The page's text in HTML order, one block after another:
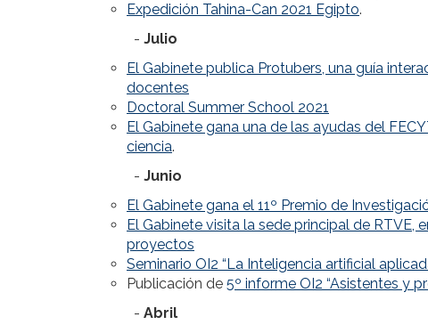
Expedición Tahina-Can 2021 Egipto.
- Julio
El Gabinete publica Protubers, una guía
docentes
Doctoral Summer School 2021
El Gabinete gana una de las ayudas del
ciencia.
- Junio
El Gabinete gana el 11º Premio de
El Gabinete visita la sede principal de RTVE,
proyectos
Seminario OI2 “La Inteligencia artificial
Publicación de 5º informe OI2 “Asistentes y
- Abril